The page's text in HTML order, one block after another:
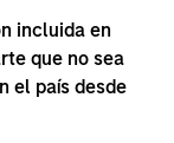
incluida en
que no sea
el país desde